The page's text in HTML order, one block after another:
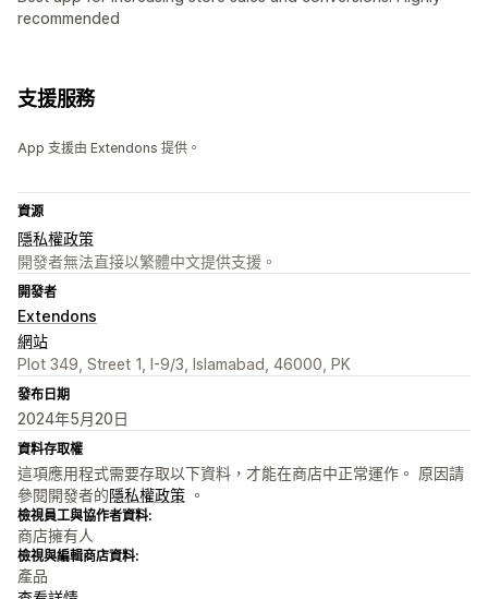
recommended
支援服務
App 支援由 Extendons 提供。
資源
隱私權政策
開發者無法直接以繁體中文提供支援。
開發者
Extendons
網站
Plot 349, Street 1, I-9/3, Islamabad, 46000, PK
發布日期
2024年5月20日
資料存取權
這項應用程式需要存取以下資料，才能在商店中正常運作。 原因請
參閱開發者的隱私權政策 。
檢視員工與協作者資料:
商店擁有人
檢視與編輯商店資料:
產品